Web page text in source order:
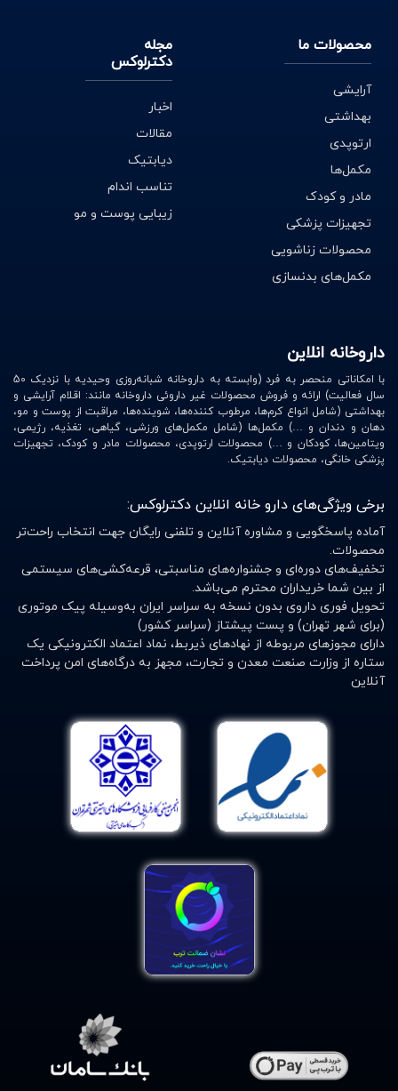
محصولات ما
آرایشی
بهداشتی
ارتوپدی
مکمل‌ها
مادر و کودک
تجهیزات پزشکی
محصولات زناشویی
مکمل‌های بدنسازی
مجله
دکترلوکس
اخبار
مقالات
دیابتیک
تناسب اندام
زیبایی پوست و مو
داروخانه انلاین
با امکاناتی منحصر به فرد (وابسته به داروخانه شبانه‌روزی وحیدیه با نزدیک 50
سال فعالیت) ارائه و فروش محصولات غیر داروئی داروخانه مانند: اقلام آرایشی و
بهداشتی (شامل انواع کرم‌ها، مرطوب کننده‌ها، شوینده‌ها، مراقبت از پوست و مو،
دهان و دندان و …) مکمل‌ها (شامل مکمل‌های ورزشی، گیاهی، تغذیه، رژیمی،
ویتامین‌ها، کودکان و …) محصولات ارتوپدی، محصولات مادر و کودک، تجهیزات
پزشکی خانگی، محصولات دیابتیک.
برخی ویژگی‌های دارو خانه انلاین دکترلوکس:
آماده پاسخگویی و مشاوره آنلاین و تلفنی رایگان جهت انتخاب راحت‌تر
محصولات.
تخفیف‌های دوره‌ای و جشنواره‌های مناسبتی، قرعه‌کشی‌های سیستمی
از بین شما خریداران محترم می‌باشد.
تحویل فوری داروی بدون نسخه به سراسر ایران به‌وسیله پیک موتوری
(برای شهر تهران) و پست پیشتاز (سراسر کشور)
دارای مجوزهای مربوطه از نهادهای ذیربط، نماد اعتماد الکترونیکی یک
ستاره از وزارت صنعت معدن و تجارت، مجهز به درگاه‌های امن پرداخت
آنلاین